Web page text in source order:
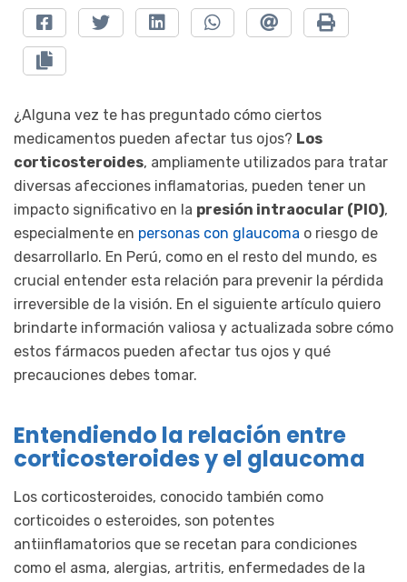
¿Alguna vez te has preguntado cómo ciertos
medicamentos pueden afectar tus ojos? Los
corticosteroides, ampliamente utilizados para tratar
diversas afecciones inflamatorias, pueden tener un
impacto significativo en la presión intraocular (PIO),
especialmente en personas con glaucoma o riesgo de
desarrollarlo. En Perú, como en el resto del mundo, es
crucial entender esta relación para prevenir la pérdida
irreversible de la visión. En el siguiente artículo quiero
brindarte información valiosa y actualizada sobre cómo
estos fármacos pueden afectar tus ojos y qué
precauciones debes tomar.
Entendiendo la relación entre
corticosteroides y el glaucoma
Los corticosteroides, conocido también como
corticoides o esteroides, son potentes
antiinflamatorios que se recetan para condiciones
como el asma, alergias, artritis, enfermedades de la